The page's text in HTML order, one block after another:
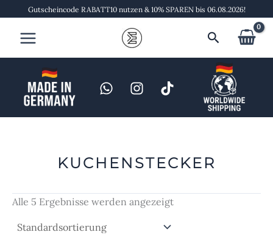
springen
Gutscheincode RABATT10 nutzen & 10% SPAREN bis 06.08.2026!
Suchen
KUCHENSTECKER
Alle 5 Ergebnisse werden angezeigt